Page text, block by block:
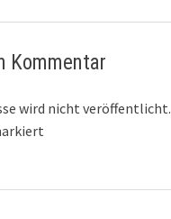
Kommentar
wird nicht veröffentlicht.